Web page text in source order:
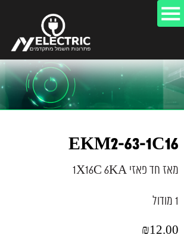
EKM2-63-1C16
מאז חד פאזי 1X16C 6KA
1 מודול
₪12.00